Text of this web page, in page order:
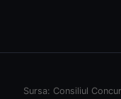
Sursa: Consiliul